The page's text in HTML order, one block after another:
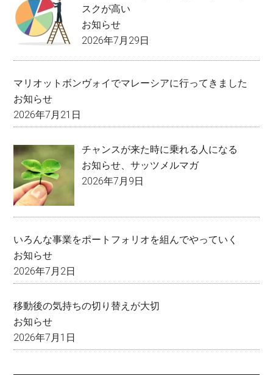
スクが高い
お知らせ
2026年7月29日
マリオットボンヴォイでマレーシアに行ってきました
お知らせ
2026年7月21日
チャンスが来た時に乗れる人になる
お知らせ、サッツメルマガ
2026年7月9日
いろんな事業をポートフォリオを組んでやっていく
お知らせ
2026年7月2日
移動後の気持ちの切り替えが大切
お知らせ
2026年7月1日